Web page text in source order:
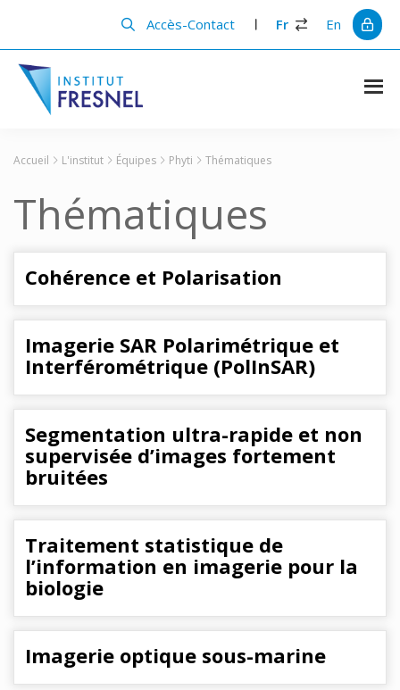
principal
barre
principale
Accès-Contact Fr En
Institut
en
Accueil L'institut Équipes Phyti Thématiques
Thématiques
Cohérence et Polarisation
Imagerie SAR Polarimétrique et
Interférométrique (PolInSAR)
Segmentation ultra-rapide et non
supervisée d’images fortement
bruitées
Traitement statistique de
l’information en imagerie pour la
biologie
Imagerie optique sous-marine